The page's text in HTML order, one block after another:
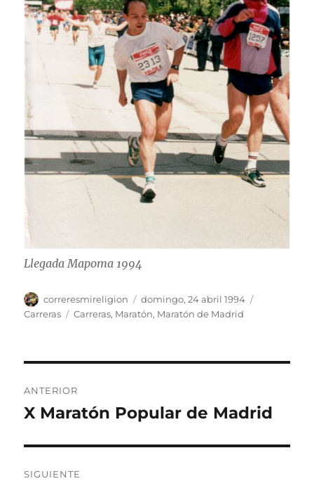
Llegada Mapoma 1994
Autor
correresmireligion
Publicado
el
domingo, 24 abril 1994
Carreras
Etiquetas
Carreras, Maratón, Maratón de Madrid
de
ANTERIOR
Entrada
X Maratón Popular de Madrid
SIGUIENTE